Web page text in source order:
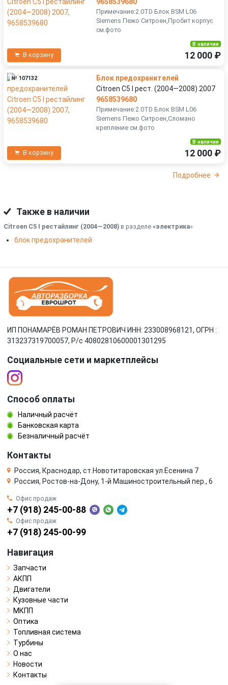
Примечание:2.0TD Блок BSM L06
Siemens Пежо Ситроен,Пробит корпус
см.фото
В корзину
В наличии
12 000 ₽
№ 107132
Блок предохранителей
Citroen C5 I рест. (2004—2008) 2007
9658539680
Примечание:2.0TD Блок BSM L06
Siemens Пежо Ситроен,Сломано
крепление см.фото
В корзину
В наличии
12 000 ₽
Подробнее
Также в наличии
Citroen C5 I рестайлинг (2004—2008) в разделе «электрика»
блок предохранителей
ИП ПОНАМАРЁВ РОМАН ПЕТРОВИЧ ИНН: 233008968121, ОГРН :
313237319700057, Р/c 40802810600001301295
Социальные сети и маркетплейсы
Способ оплаты
Наличный расчёт
Банковская карта
Безналичный расчёт
Контакты
Россия, Краснодар, ст.Новотитаровская ул.Есенина 7
Россия, Ростов-на-Дону, 1-й Машиностроительный пер., 6
Офис продаж
+7 (918) 245-00-88
Офис продаж
+7 (918) 245-00-99
Навигация
Запчасти
АКПП
Двигатели
Кузовные части
МКПП
Оптика
Топливная система
Турбины
О нас
Новости
Контакты